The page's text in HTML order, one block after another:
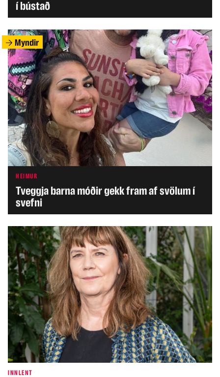
í bústað
Myndir
HEIMUR
Tveggja barna móðir gekk fram af svölum í
svefni
INNLENT